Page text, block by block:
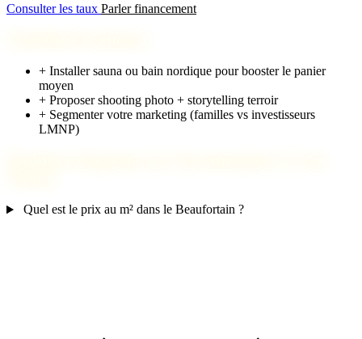
Consulter les taux Parler financement
+ Installer sauna ou bain nordique pour booster le panier
moyen
+ Proposer shooting photo + storytelling terroir
+ Segmenter votre marketing (familles vs investisseurs
LMNP)
Quel est le prix au m² dans le Beaufortain ?